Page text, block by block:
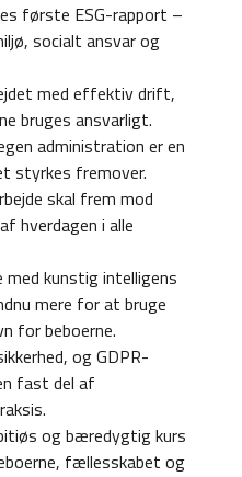
første ESG-rapport –
socialt ansvar og
med effektiv drift,
bruges ansvarligt.
administration er en
styrkes fremover.
skal frem mod
hverdagen i alle
med kunstig intelligens
mere for at bruge
for beboerne.
og GDPR-
fast del af
og bæredygtig kurs
fællesskabet og